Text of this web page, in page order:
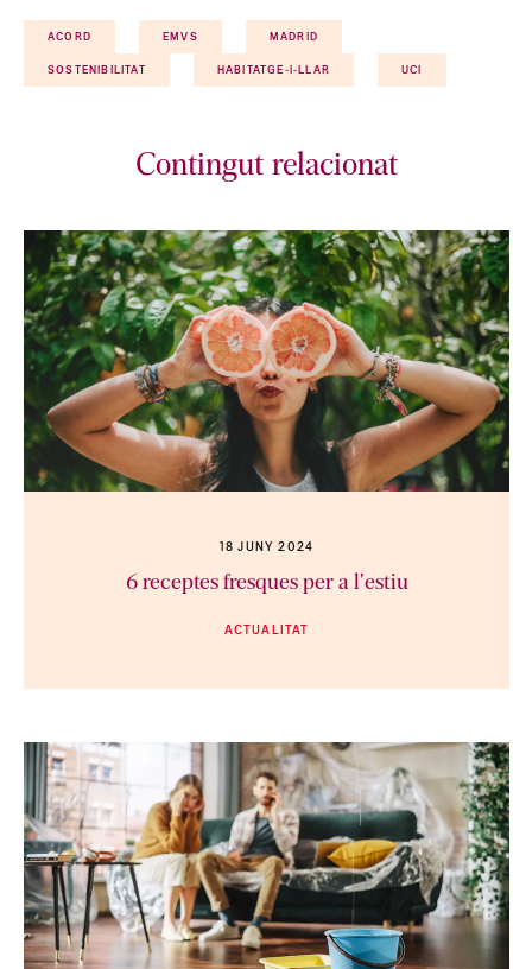
ACORD EMVS MADRID
SOSTENIBILITAT HABITATGE-I-LLAR UCI
Contingut relacionat
18 JUNY 2024
6 receptes fresques per a l'estiu
ACTUALITAT